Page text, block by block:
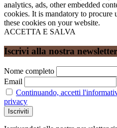
analytics, ads, other embedded
cookies. It is mandatory to procure
these cookies on your website.
ACCETTA E SALVA
Iscrivi alla nostra newsletter
Nome completo
Email
Continuando, accetti
privacy